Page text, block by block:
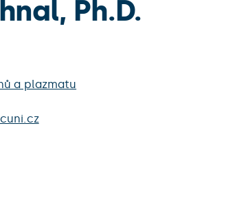
Ph.D.
a plazmatu